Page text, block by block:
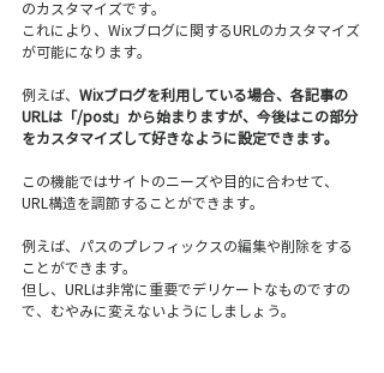
のカスタマイズです。
これにより、Wixブログに関するURLのカスタマイズ
が可能になります。
例えば、 Wixブログを利用している場合、各記事の
URLは「/post」から始まりますが、今後はこの部分
をカスタマイズして好きなように設定できます。
この機能ではサイトのニーズや目的に合わせて、
URL構造を調節することができます。
例えば、パスのプレフィックスの編集や削除をする
ことができます。
但し、URLは非常に重要でデリケートなものですの
で、むやみに変えないようにしましょう。